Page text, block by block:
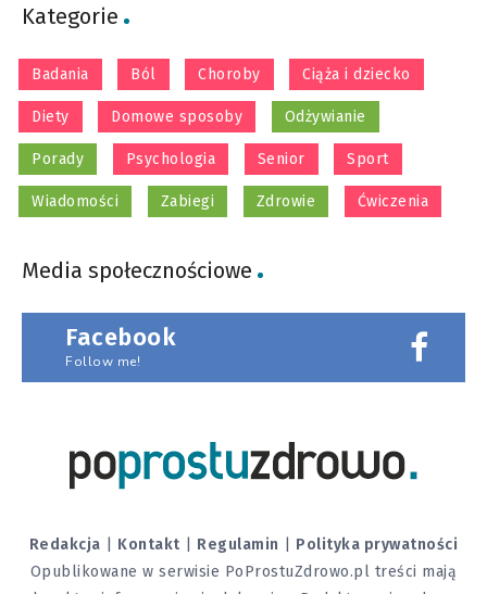
Kategorie
Badania Ból Choroby Ciąża i dziecko
Diety Domowe sposoby Odżywianie
Porady Psychologia Senior Sport
Wiadomości Zabiegi Zdrowie Ćwiczenia
Media społecznościowe
Facebook
Follow me!
Redakcja Kontakt Regulamin
Polityka prywatności
Opublikowane w serwisie PoProstuZdrowo.pl treści mają